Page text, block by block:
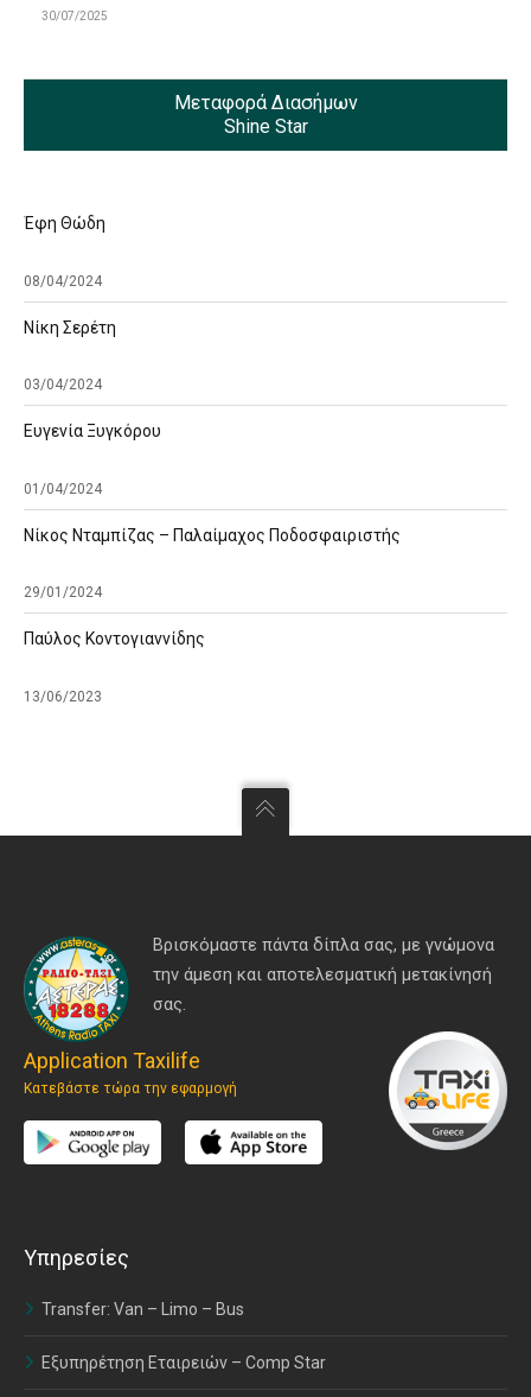
30/07/2025
Μεταφορά Διασήμων
Shine Star
Έφη Θώδη
08/04/2024
Νίκη Σερέτη
03/04/2024
Ευγενία Ξυγκόρου
01/04/2024
Νίκος Νταμπίζας – Παλαίμαχος Ποδοσφαιριστής
29/01/2024
Παύλος Κοντογιαννίδης
13/06/2023
Βρισκόμαστε πάντα δίπλα σας, με γνώμονα
την άμεση και αποτελεσματική μετακίνησή
σας.
Application Taxilife
Κατεβάστε τώρα την εφαρμογή
Υπηρεσίες
Transfer: Van – Limo – Bus
Εξυπηρέτηση Εταιρειών – Comp Star